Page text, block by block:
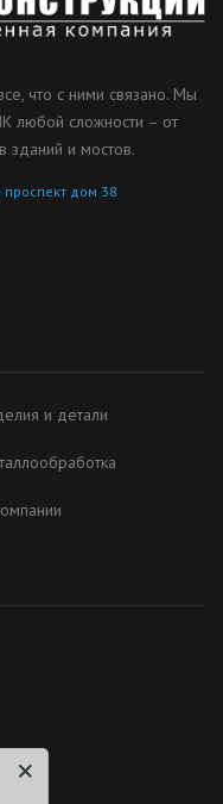
что с ними связано. Мы
любой сложности – от
зданий и мостов.
проспект дом 38
и детали